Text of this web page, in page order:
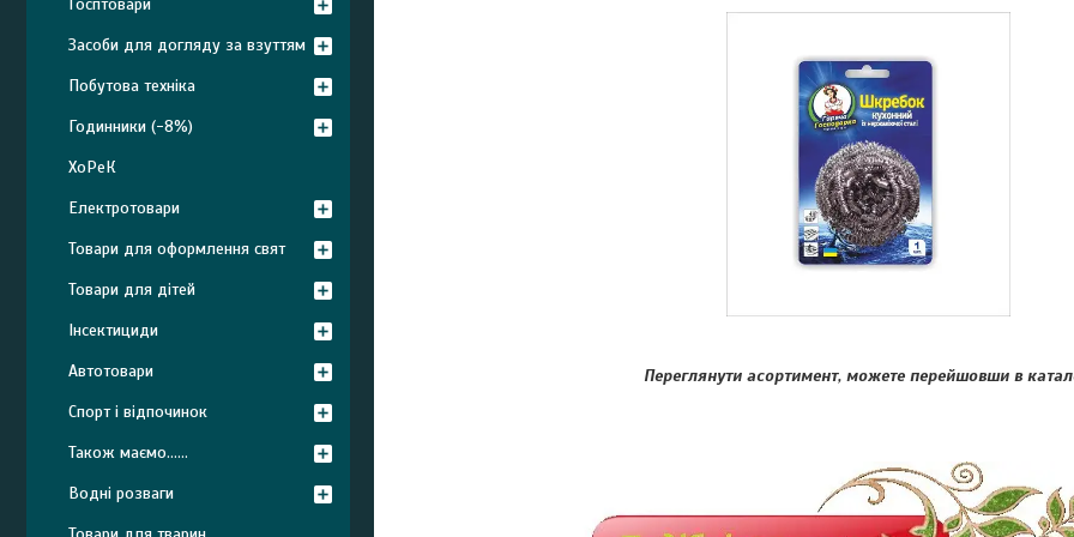
Переглянути асортимент, можете перейшовши в
Госптовари
Засоби для догляду за взуттям
Побутова техніка
Годинники (-8%)
ХоРеК
Електротовари
Товари для оформлення свят
Товари для дітей
Інсектициди
Автотовари
Спорт і відпочинок
Також маємо......
Водні розваги